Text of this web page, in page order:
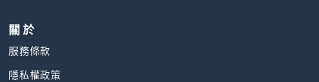
關 於
服務條款
隱私權政策